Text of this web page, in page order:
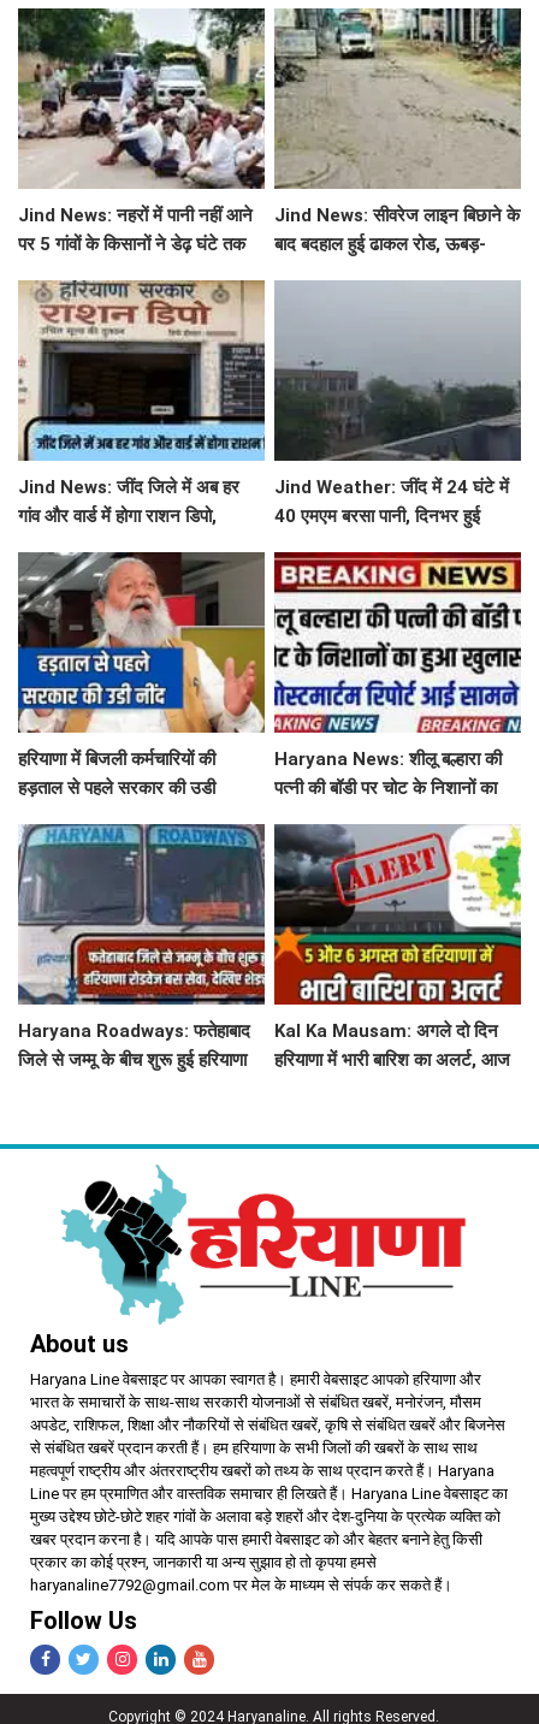
सटीक जानकारी
Jind News: नहरों में पानी नहीं आने
पर 5 गांवों के किसानों ने डेढ़ घंटे तक
Jind News: सीवरेज लाइन बिछाने के
बाद बदहाल हुई ढाकल रोड, ऊबड़-
Jind News: जींद जिले में अब हर
गांव और वार्ड में होगा राशन डिपो,
प्राथमिकता
Jind Weather: जींद में 24 घंटे में
40 एमएम बरसा पानी, दिनभर हुई
हरियाणा में बिजली कर्मचारियों की
हड़ताल से पहले सरकार की उडी
Haryana News: शीलू बल्हारा की
पत्नी की बॉडी पर चोट के निशानों का
सामने
Haryana Roadways: फतेहाबाद
जिले से जम्मू के बीच शुरू हुई हरियाणा
Kal Ka Mausam: अगले दो दिन
हरियाणा में भारी बारिश का अलर्ट, आज
About us
Haryana Line वेबसाइट पर आपका स्वागत है। हमारी वेबसाइट आपको हरियाणा और
भारत के समाचारों के साथ-साथ सरकारी योजनाओं से संबंधित खबरें, मनोरंजन, मौसम
अपडेट, राशिफल, शिक्षा और नौकरियों से संबंधित खबरें, कृषि से संबंधित खबरें और बिजनेस
से संबंधित खबरें प्रदान करती हैं। हम हरियाणा के सभी जिलों की खबरों के साथ साथ
महत्वपूर्ण राष्ट्रीय और अंतरराष्ट्रीय खबरों को तथ्य के साथ प्रदान करते हैं। Haryana
Line पर हम प्रमाणित और वास्तविक समाचार ही लिखते हैं। Haryana Line वेबसाइट का
मुख्य उद्देश्य छोटे-छोटे शहर गांवों के अलावा बड़े शहरों और देश-दुनिया के प्रत्येक व्यक्ति को
खबर प्रदान करना है। यदि आपके पास हमारी वेबसाइट को और बेहतर बनाने हेतु किसी
प्रकार का कोई प्रश्न, जानकारी या अन्य सुझाव हो तो कृपया हमसे
haryanaline7792@gmail.com पर मेल के माध्यम से संपर्क कर सकते हैं।
Follow Us
Copyright © 2024 Haryanaline. All rights Reserved.